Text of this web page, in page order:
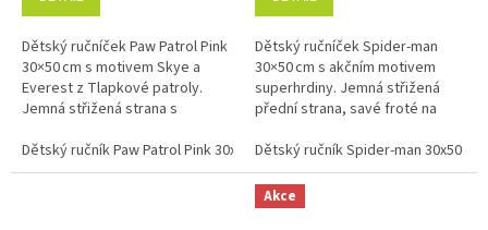
Dětský ručníček Paw Patrol Pink
30×50 cm s motivem Skye a
Everest z Tlapkové patroly.
Jemná střižená strana s
100% bavlna.
Dětský ručník Paw Patrol Pink 30x50 cm
Dětský ručníček Spider‑man
30×50 cm s akčním motivem
superhrdiny. Jemná střižená
přední strana, savé froté na
školy, školky i na cesty.
Dětský ručník Spider-man 30x50 cm
Akce